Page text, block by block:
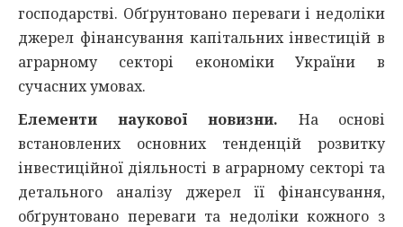
господарстві. Обґрунтовано переваги і недоліки
джерел фінансування капітальних інвестицій в
аграрному секторі економіки України в
сучасних умовах.
Елементи наукової новизни. На основі
встановлених основних тенденцій розвитку
інвестиційної діяльності в аграрному секторі та
детального аналізу джерел її фінансування,
обґрунтовано переваги та недоліки кожного з